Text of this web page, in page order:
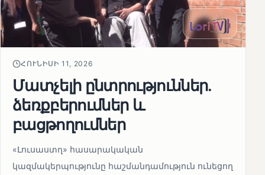
ՀՈՒՆԻՍԻ 11, 2026
Մատչելի ընտրություններ.
ձեռքբերումներ և
բացթողումներ
«Լուսաստղ» հասարակական
կազմակերպությունը հաշմանդամություն ունեցող